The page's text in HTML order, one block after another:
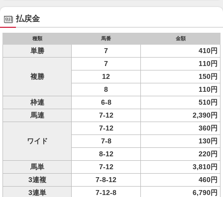
払戻金
種類 馬番 金額
単勝 7 410円
複勝
7
110円
12
150円
8
110円
枠連
6-8
510円
馬連
7-12 2,390円
ワイド
7-12
360円
7-8
130円
8-12
220円
馬単
7-12
3,810円
3連複
7-8-12
460円
3連単
7-12-8 6,790円